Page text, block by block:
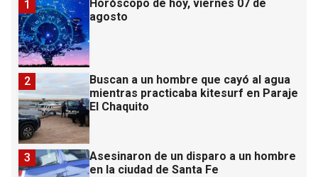
Horóscopo de hoy, viernes 07 de
agosto
1
Buscan a un hombre que cayó al agua
mientras practicaba kitesurf en Paraje
El Chaquito
2
Asesinaron de un disparo a un hombre
en la ciudad de Santa Fe
3